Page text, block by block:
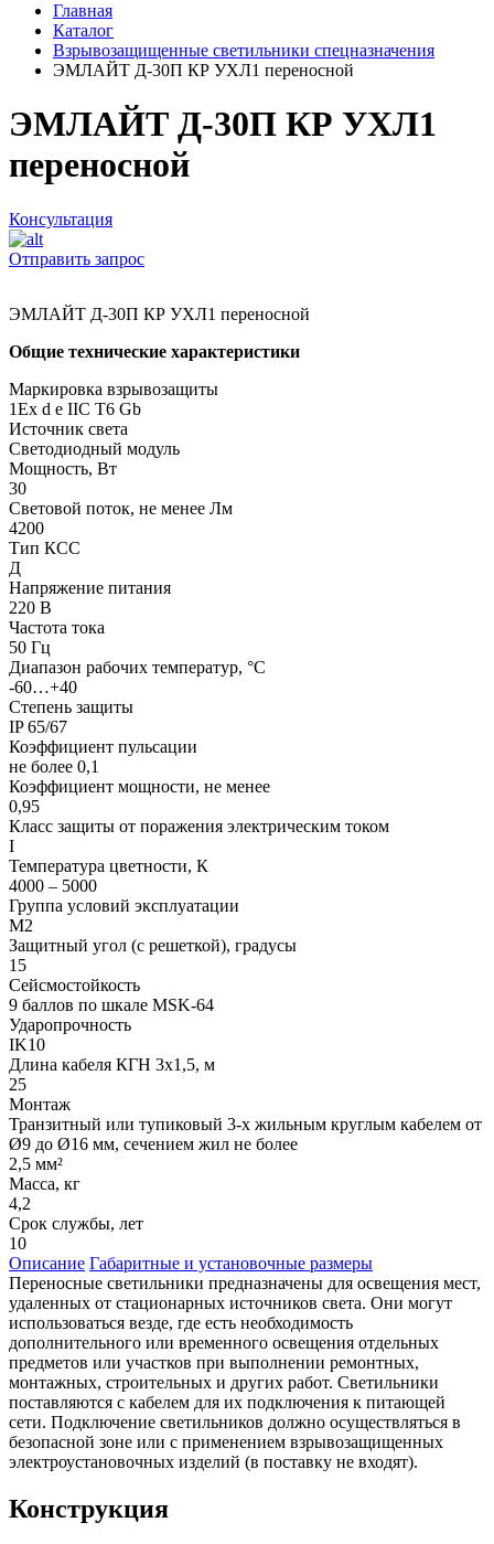
Главная
Каталог
Взрывозащищенные светильники спецназначения
ЭМЛАЙТ Д-30П КР УХЛ1 переносной
ЭМЛАЙТ Д-30П КР УХЛ1
переносной
Консультация
Отправить запрос
ЭМЛАЙТ Д-30П КР УХЛ1 переносной
Общие технические характеристики
Маркировка взрывозащиты
1Ех d е IIC T6 Gb
Источник света
Светодиодный модуль
Мощность, Вт
30
Световой поток, не менее Лм
4200
Тип КСС
Д
Напряжение питания
220 В
Частота тока
50 Гц
Диапазон рабочих температур, °С
-60…+40
Степень защиты
IP 65/67
Коэффициент пульсации
не более 0,1
Коэффициент мощности, не менее
0,95
Класс защиты от поражения электрическим током
I
Температура цветности, К
4000 – 5000
Группа условий эксплуатации
М2
Защитный угол (с решеткой), градусы
15
Сейсмостойкость
9 баллов по шкале МSK-64
Ударопрочность
IK10
Длина кабеля КГН 3х1,5, м
25
Монтаж
Транзитный или тупиковый 3-х жильным круглым кабелем от
Ø9 до Ø16 мм, сечением жил не более
2,5 мм²
Масса, кг
4,2
Срок службы, лет
10
Описание Габаритные и установочные размеры
Переносные светильники предназначены для освещения мест,
удаленных от стационарных источников света. Они могут
использоваться везде, где есть необходимость
дополнительного или временного освещения отдельных
предметов или участков при выполнении ремонтных,
монтажных, строительных и других работ. Светильники
поставляются с кабелем для их подключения к питающей
сети. Подключение светильников должно осуществляться в
безопасной зоне или с применением взрывозащищенных
электроустановочных изделий (в поставку не входят).
Конструкция